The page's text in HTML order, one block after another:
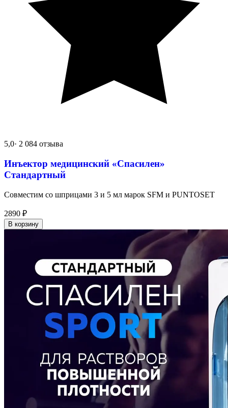
5,0· 2 084 отзыва
Инъектор медицинский «Спасилен»
Стандартный
Совместим со шприцами 3 и 5 мл марок SFM и PUNTOSET
2890 ₽
В корзину